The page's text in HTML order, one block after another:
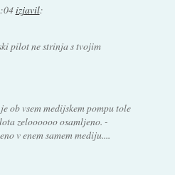
izjavil:
pilot ne strinja s tvojim
ob vsem medijskem pompu tole
zeloooooo osamljeno. -
v enem samem mediju....